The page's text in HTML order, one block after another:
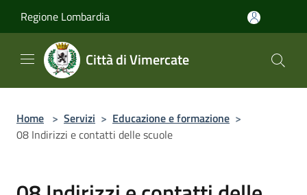
Regione Lombardia
Città di Vimercate
Home > Servizi > Educazione e formazione >
08 Indirizzi e contatti delle scuole